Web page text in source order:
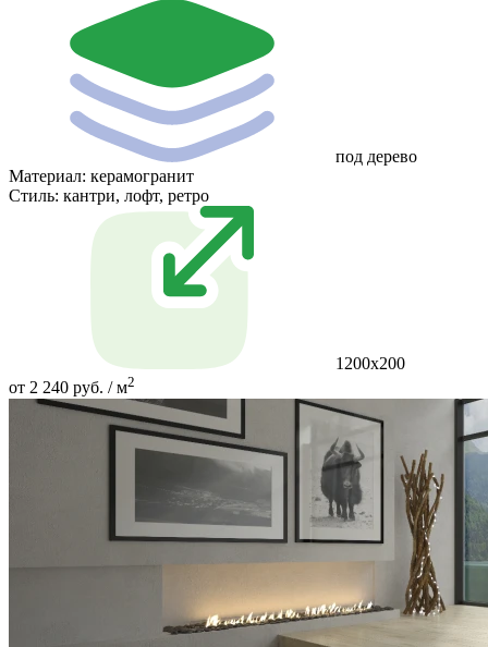
под дерево
Материал: керамогранит
Стиль: кантри, лофт, ретро
1200х200
от 2 240 руб. / м2